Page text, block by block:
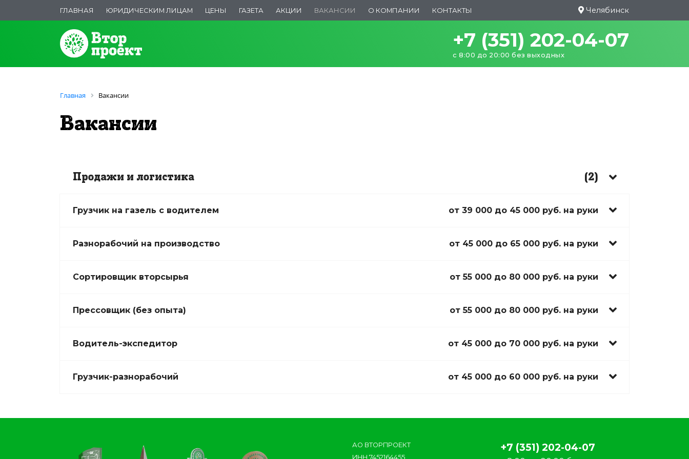
ГЛАВНАЯ ЮРИДИЧЕСКИМ ЛИЦАМ ЦЕНЫ ГАЗЕТА АКЦИИ ВАКАНСИИ О КОМПАНИИ КОНТАКТЫ Челябинск
+7 (351) 202-04-07
с 8:00 до 20:00 без выходных
Главная Вакансии
Вакансии
Продажи и логистика (2)
Грузчик на газель с водителем от 39 000 до 45 000 руб. на руки
Разнорабочий на производство от 45 000 до 65 000 руб. на руки
Сортировщик вторсырья от 55 000 до 80 000 руб. на руки
Прессовщик (без опыта) от 55 000 до 80 000 руб. на руки
Водитель-экспедитор от 45 000 до 70 000 руб. на руки
Грузчик-разнорабочий от 45 000 до 60 000 руб. на руки
+7 (351) 202-04-07
АО ВТОРПРОЕКТ
ИНН 7452164455